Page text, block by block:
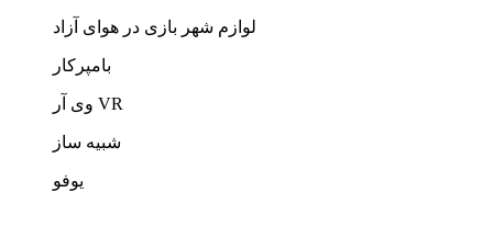
لوازم شهر بازی در هوای آزاد
بامپرکار
وی آر VR
شبیه ساز
یوفو